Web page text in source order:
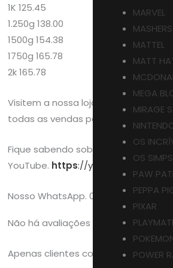
MARVEL
MASHERS
MATTEL
MATT
MEGA
MIRAGE
OS
OS
PAW
PEPPA
PIXAR
POWER
1K 125.45
1.250g 138.00
1500g 154.38
1750g 165.78
2k 165.78
Visitem a nossa loja online na
todas as vendas para nosso site
Fique sabendo sobre os Itens que
YouTube. https://youtube.com/
Nosso WhatsApp. 0044 7895 184970
Não há avaliações ainda.
Apenas clientes conectados que